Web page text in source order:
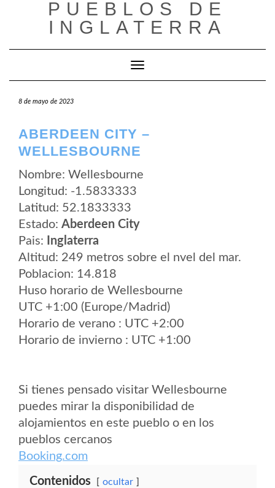
PUEBLOS DE
INGLATERRA
Cambiar modo de navegación
8 de mayo de 2023
ABERDEEN CITY –
WELLESBOURNE
Nombre: Wellesbourne
Longitud: -1.5833333
Latitud: 52.1833333
Estado: Aberdeen City
Pais:
Inglaterra
Altitud: 249 metros sobre el nvel del mar.
Poblacion: 14.818
Huso horario de Wellesbourne
UTC +1:00 (Europe/Madrid)
Horario de verano : UTC +2:00
Horario de invierno : UTC +1:00
Si tienes pensado visitar Wellesbourne
puedes mirar la disponibilidad de
alojamientos en este pueblo o en los
pueblos cercanos
Booking.com
Contenidos ocultar